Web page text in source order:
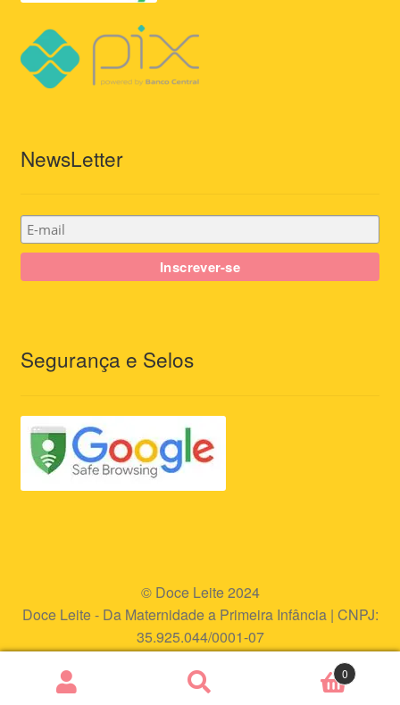
NewsLetter
Segurança e Selos
© Doce Leite 2024
Doce Leite - Da Maternidade a Primeira Infância | CNPJ:
35.925.044/0001-07
Pesquisar
0